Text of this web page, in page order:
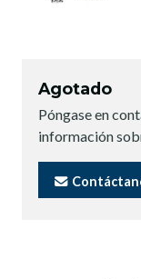
Agotado
Póngase en
información